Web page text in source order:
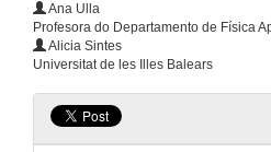
Ana Ulla
Profesora do Departamento de Física
Alicia Sintes
Universitat de les Illes Balears21 de xuño